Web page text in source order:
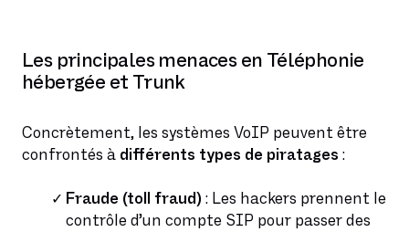
Les principales menaces en Téléphonie
hébergée et Trunk
Concrètement, les systèmes VoIP peuvent être
confrontés à différents types de piratages :
Fraude (toll fraud) : Les hackers prennent le
contrôle d’un compte SIP pour passer des